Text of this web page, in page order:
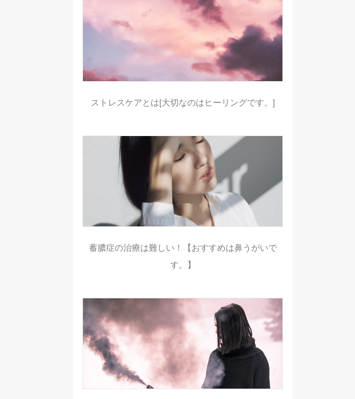
ストレスケアとは[大切なのはヒーリングです。]
蓄膿症の治療は難しい！【おすすめは鼻うがいで
す。】